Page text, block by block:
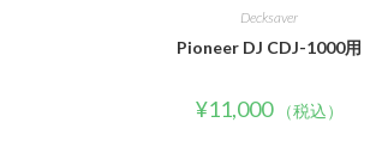
Decksaver
Pioneer DJ CDJ-1000用
¥11,000 （税込）